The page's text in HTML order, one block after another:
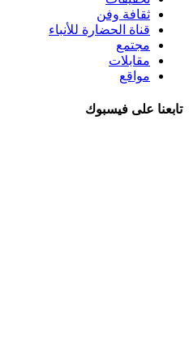
ثقافة وفن
قناة الحضارة للأنباء
مجتمع
مقابلات
مواقع
تابعنا على فيسبوك